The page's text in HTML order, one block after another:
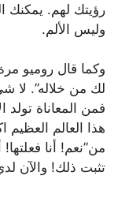
رؤيتك لهم. يمكنك
وليس الألم.
وكما قال روميو
لك من خلاله”. لا
فمن المعاناة
هذا العالم العظيم
من”نعم! أنا
تثبت ذلك! والآن